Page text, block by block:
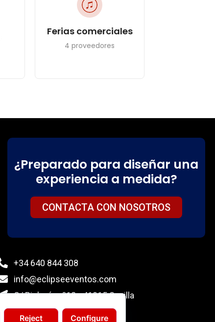
Ferias comerciales
4 proveedores
¿Preparado para diseñar una
experiencia a medida?
CONTACTA CON NOSOTROS
+34 640 844 308
info@eclipseeventos.com
C/ Biología nº12 - 41015 Sevilla
Reject Configure